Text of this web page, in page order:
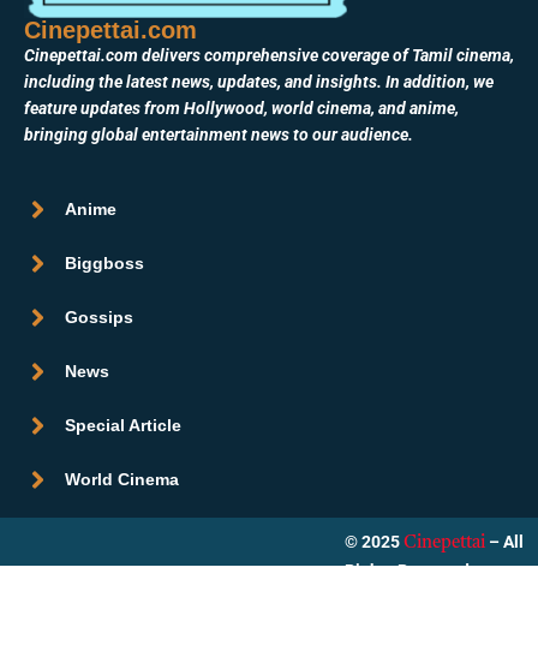
Cinepettai.com
Cinepettai.com delivers comprehensive coverage of Tamil cinema,
including the latest news, updates, and insights. In addition, we
feature updates from Hollywood, world cinema, and anime,
bringing global entertainment news to our audience.
Anime
Biggboss
Gossips
News
Special Article
World Cinema
© 2025 Cinepettai – All
Rights Reserved